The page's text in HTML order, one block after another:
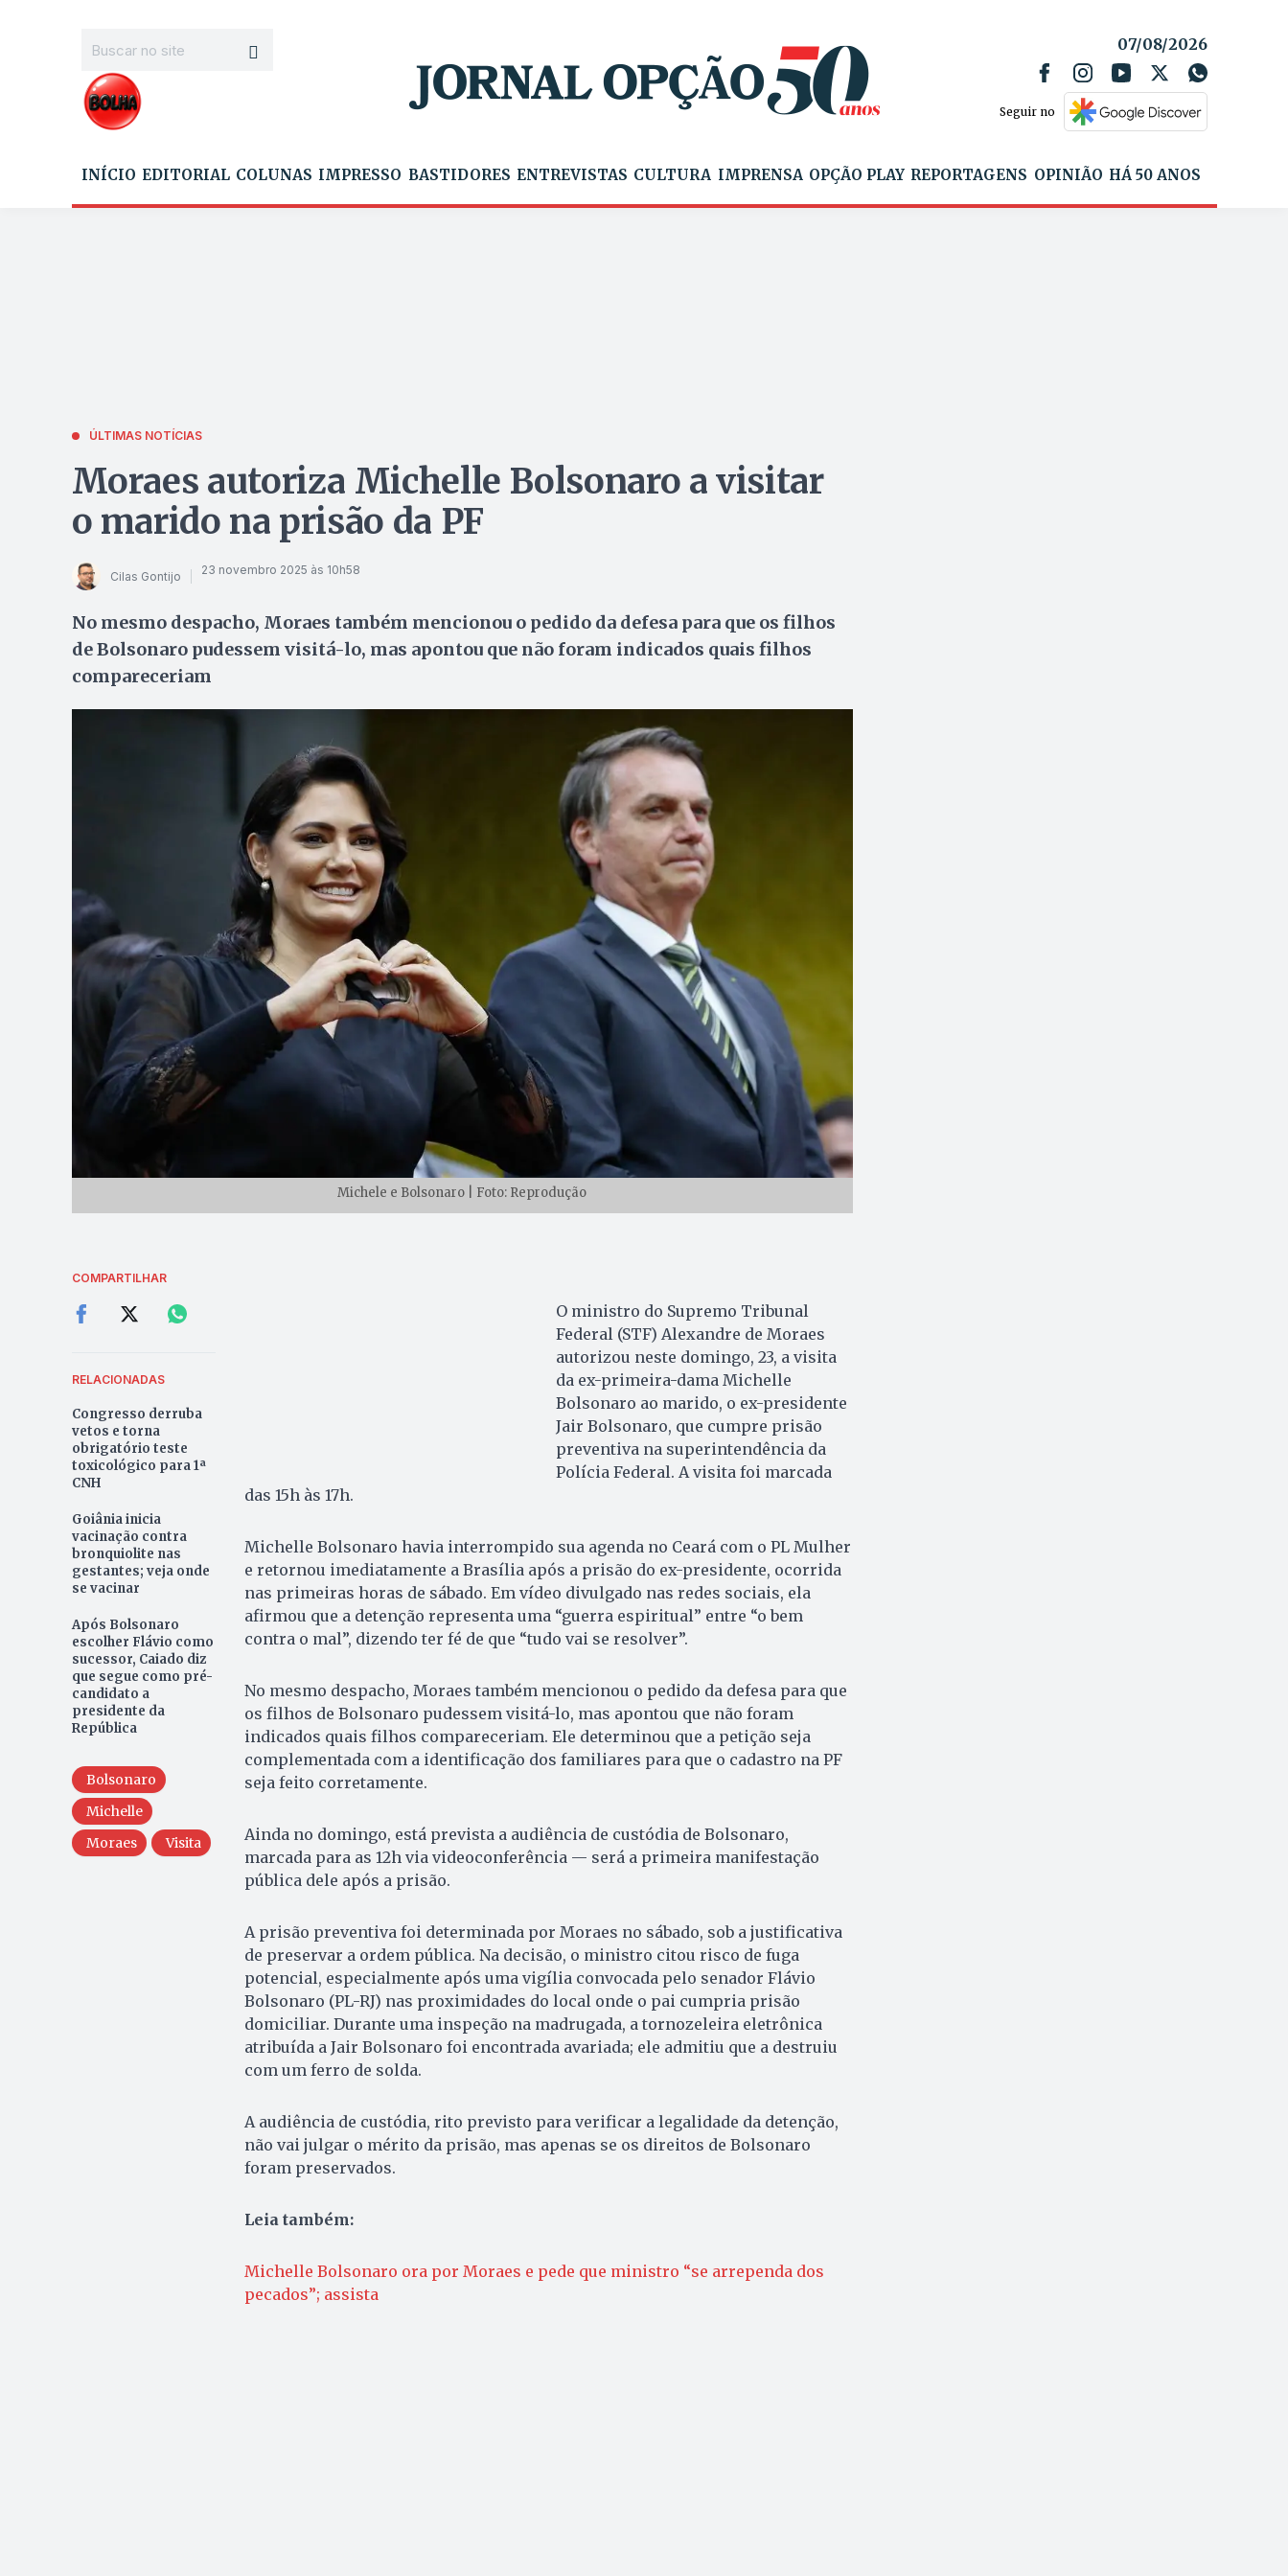
07/08/2026
Seguir no
INÍCIO EDITORIAL COLUNAS IMPRESSO BASTIDORES ENTREVISTAS CULTURA IMPRENSA OPÇÃO PLAY REPORTAGENS OPINIÃO HÁ 50 ANOS
ÚLTIMAS NOTÍCIAS
Moraes autoriza Michelle Bolsonaro a visitar
o marido na prisão da PF
Cilas Gontijo 23 novembro 2025 às 10h58
No mesmo despacho, Moraes também mencionou o pedido da defesa para que os filhos
de Bolsonaro pudessem visitá-lo, mas apontou que não foram indicados quais filhos
compareceriam
Michele e Bolsonaro | Foto: Reprodução
COMPARTILHAR
RELACIONADAS
Congresso derruba
vetos e torna
obrigatório teste
toxicológico para 1ª
CNH
Goiânia inicia
vacinação contra
bronquiolite nas
gestantes; veja onde
se vacinar
Após Bolsonaro
escolher Flávio como
sucessor, Caiado diz
que segue como pré-
candidato a
presidente da
República
Bolsonaro
Michelle
Moraes
Visita
O ministro do Supremo Tribunal
Federal (STF) Alexandre de Moraes
autorizou neste domingo, 23, a visita
da ex-primeira-dama Michelle
Bolsonaro ao marido, o ex-presidente
Jair Bolsonaro, que cumpre prisão
preventiva na superintendência da
Polícia Federal. A visita foi marcada
das 15h às 17h.
Michelle Bolsonaro havia interrompido sua agenda no Ceará com o PL Mulher
e retornou imediatamente a Brasília após a prisão do ex-presidente, ocorrida
nas primeiras horas de sábado. Em vídeo divulgado nas redes sociais, ela
afirmou que a detenção representa uma “guerra espiritual” entre “o bem
contra o mal”, dizendo ter fé de que “tudo vai se resolver”.
No mesmo despacho, Moraes também mencionou o pedido da defesa para que
os filhos de Bolsonaro pudessem visitá-lo, mas apontou que não foram
indicados quais filhos compareceriam. Ele determinou que a petição seja
complementada com a identificação dos familiares para que o cadastro na PF
seja feito corretamente.
Ainda no domingo, está prevista a audiência de custódia de Bolsonaro,
marcada para as 12h via videoconferência — será a primeira manifestação
pública dele após a prisão.
A prisão preventiva foi determinada por Moraes no sábado, sob a justificativa
de preservar a ordem pública. Na decisão, o ministro citou risco de fuga
potencial, especialmente após uma vigília convocada pelo senador Flávio
Bolsonaro (PL-RJ) nas proximidades do local onde o pai cumpria prisão
domiciliar. Durante uma inspeção na madrugada, a tornozeleira eletrônica
atribuída a Jair Bolsonaro foi encontrada avariada; ele admitiu que a destruiu
com um ferro de solda.
A audiência de custódia, rito previsto para verificar a legalidade da detenção,
não vai julgar o mérito da prisão, mas apenas se os direitos de Bolsonaro
foram preservados.
Leia também:
Michelle Bolsonaro ora por Moraes e pede que ministro “se arrependa dos
pecados”; assista